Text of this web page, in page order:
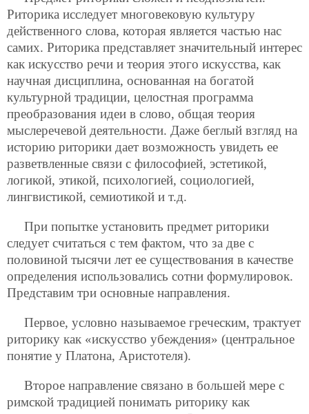
Риторика исследует многовековую культуру
действенного слова, которая является частью нас
самих. Риторика представляет значительный интерес
как искусство речи и теория этого искусства, как
научная дисциплина, основанная на богатой
культурной традиции, целостная программа
преобразования идеи в слово, общая теория
мыслеречевой деятельности. Даже беглый взгляд на
историю риторики дает возможность увидеть ее
разветвленные связи с философией, эстетикой,
логикой, этикой, психологией, социологией,
лингвистикой, семиотикой и т.д.
При попытке установить предмет риторики
следует считаться с тем фактом, что за две с
половиной тысячи лет ее существования в качестве
определения использовались сотни формулировок.
Представим три основные направления.
Первое, условно называемое греческим, трактует
риторику как «искусство убеждения» (центральное
понятие у Платона, Аристотеля).
Второе направление связано в большей мере с
римской традицией понимать риторику как